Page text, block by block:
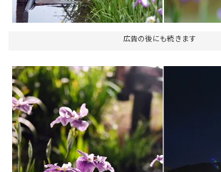
広告の後にも続きます